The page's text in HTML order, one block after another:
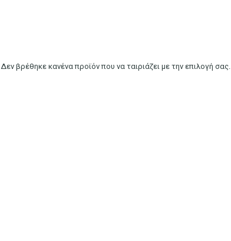
Δεν βρέθηκε κανένα προϊόν που να ταιριάζει με την επιλογή σας.